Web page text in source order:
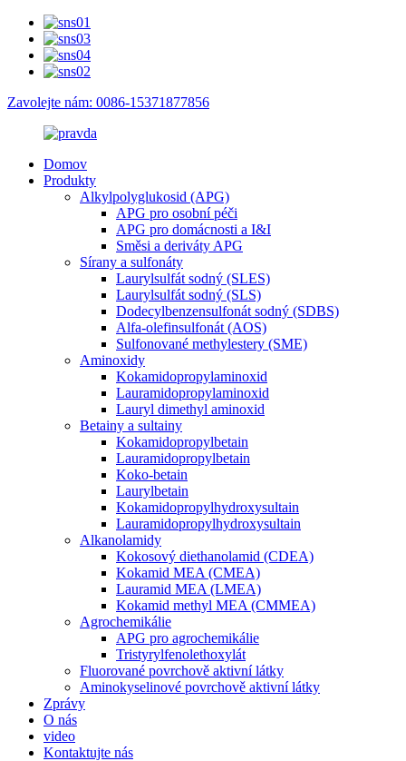
Zavolejte nám: 0086-15371877856
Domov
Produkty
Alkylpolyglukosid (APG)
APG pro osobní péči
APG pro domácnosti a I&I
Směsi a deriváty APG
Sírany a sulfonáty
Laurylsulfát sodný (SLES)
Laurylsulfát sodný (SLS)
Dodecylbenzensulfonát sodný (SDBS)
Alfa-olefinsulfonát (AOS)
Sulfonované methylestery (SME)
Aminoxidy
Kokamidopropylaminoxid
Lauramidopropylaminoxid
Lauryl dimethyl aminoxid
Betainy a sultainy
Kokamidopropylbetain
Lauramidopropylbetain
Koko-betain
Laurylbetain
Kokamidopropylhydroxysultain
Lauramidopropylhydroxysultain
Alkanolamidy
Kokosový diethanolamid (CDEA)
Kokamid MEA (CMEA)
Lauramid MEA (LMEA)
Kokamid methyl MEA (CMMEA)
Agrochemikálie
APG pro agrochemikálie
Tristyrylfenolethoxylát
Fluorované povrchově aktivní látky
Aminokyselinové povrchově aktivní látky
Zprávy
O nás
video
Kontaktujte nás